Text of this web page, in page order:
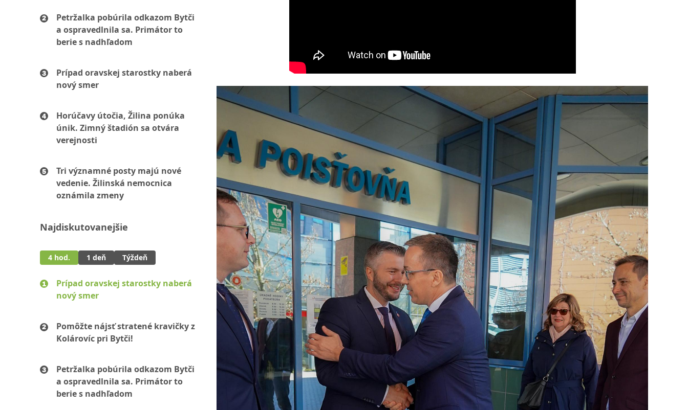
Petržalka pobúrila odkazom Bytči
a ospravedlnila sa. Primátor to
berie s nadhľadom
Prípad oravskej starostky naberá
nový smer
Horúčavy útočia, Žilina ponúka
únik. Zimný štadión sa otvára
verejnosti
Tri významné posty majú nové
vedenie. Žilinská nemocnica
oznámila zmeny
Najdiskutovanejšie
4 hod. 1 deň Týždeň
Prípad oravskej starostky naberá
nový smer
Pomôžte nájsť stratené kravičky z
Kolárovíc pri Bytči!
Petržalka pobúrila odkazom Bytči
a ospravedlnila sa. Primátor to
berie s nadhľadom